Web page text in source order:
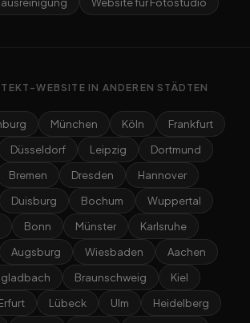
Website für Fotostudio
WEBSITE IN ANDEREN STÄDTEN
München Köln
Frankfurt
Düsseldorf Leipzig
Dortmund
Bremen Dresden
Hannover
Duisburg Bochum
Wuppertal
Bonn Münster
Karlsruhe
Augsburg Wiesbaden
Aachen
Braunschweig
Kiel
Lübeck Ulm
Heidelberg